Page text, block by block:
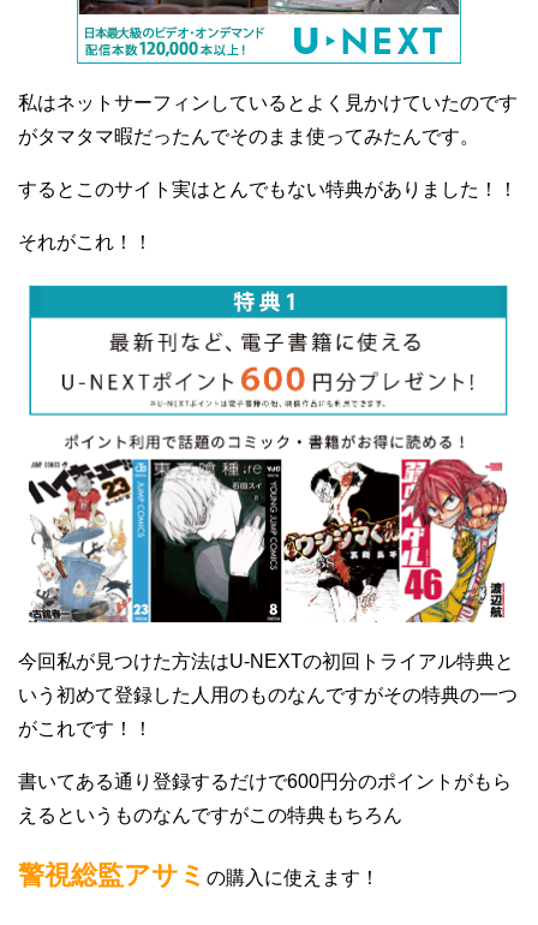
私はネットサーフィンしているとよく見かけていたのです
がタマタマ暇だったんでそのまま使ってみたんです。
するとこのサイト実はとんでもない特典がありました！！
それがこれ！！
今回私が見つけた方法はU-NEXTの初回トライアル特典と
いう初めて登録した人用のものなんですがその特典の一つ
がこれです！！
書いてある通り登録するだけで600円分のポイントがもら
えるというものなんですがこの特典もちろん
警視総監アサミ の購入に使えます！